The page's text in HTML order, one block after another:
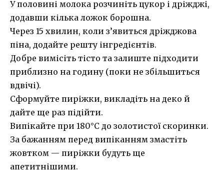
У половині молока розчиніть цукор і дріжджі,
додавши кілька ложок борошна.
Через 15 хвилин, коли з’явиться дріжджова
піна, додайте решту інгредієнтів.
Добре вимісіть тісто та залиште підходити
приблизно на годину (поки не збільшиться
вдвічі).
Сформуйте пиріжки, викладіть на деко й
дайте ще раз підійти.
Випікайте при 180°C до золотистої скоринки.
За бажанням перед випіканням змастіть
жовтком — пиріжки будуть ще
апетитнішими.